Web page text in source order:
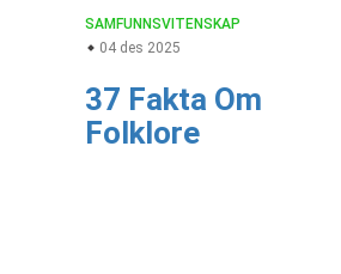
SAMFUNNSVITENSKAP
04 des 2025
37 Fakta Om
Folklore